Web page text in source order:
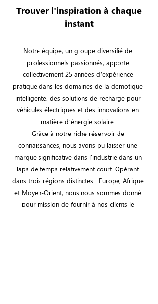
Trouver l'inspiration à chaque
instant
Notre équipe, un groupe diversifié de
professionnels passionnés, apporte
collectivement 25 années d’expérience
pratique dans les domaines de la domotique
intelligente, des solutions de recharge pour
véhicules électriques et des innovations en
matière d’énergie solaire.
Grâce à notre riche réservoir de
connaissances, nous avons pu laisser une
marque significative dans l'industrie dans un
laps de temps relativement court. Opérant
dans trois régions distinctes : Europe, Afrique
et Moyen-Orient, nous nous sommes donné
pour mission de fournir à nos clients le